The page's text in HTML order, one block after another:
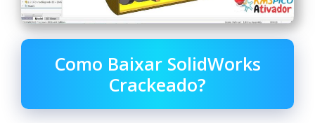
Como Baixar SolidWorks
Crackeado?